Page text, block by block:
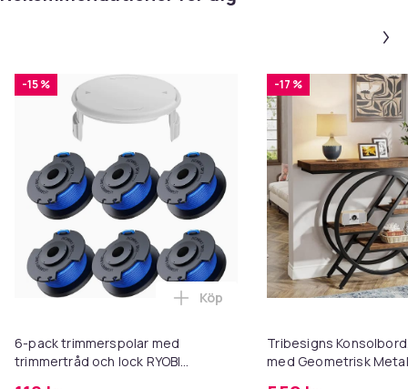
-15 %
6-pack trimmerspolar med
trimmertråd och lock RYOBI
Lägg till 6-pack trimmerspolar
Köp
-17 %
Tribesigns
med Geometrisk